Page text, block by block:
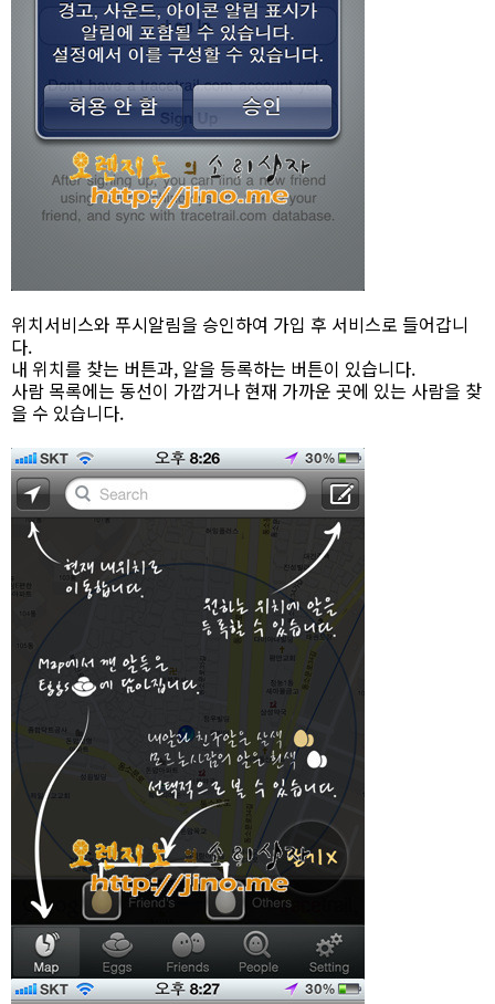
위치서비스와 푸시알림을 승인하여 가입 후 서비스로 들어갑니
다.
내 위치를 찾는 버튼과, 알을 등록하는 버튼이 있습니다.
사람 목록에는 동선이 가깝거나 현재 가까운 곳에 있는 사람을 찾
을 수 있습니다.